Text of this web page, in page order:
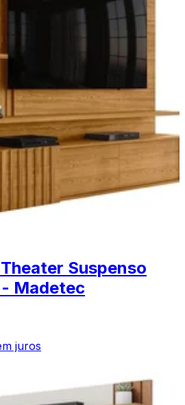
Suspenso
Madetec
juros